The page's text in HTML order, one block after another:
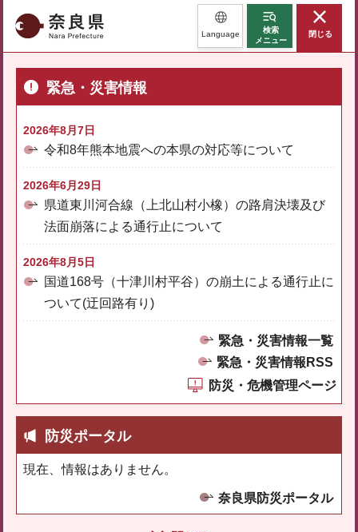
奈良県 Language
検索
メニュー
閉じる
緊急・災害情報
2026年8月7日
令和8年熊本地震への本県の対応等について
2026年6月29日
県道東川河合線（上北山村小橡）の路肩決壊及び
法面崩落による通行止について
2026年8月5日
国道168号（十津川村平谷）の崩土による通行止に
ついて(迂回路有り)
緊急・災害情報一覧
緊急・災害情報RSS
防災・危機管理ページ
防災ポータル
現在、情報はありません。
奈良県防災ポータル